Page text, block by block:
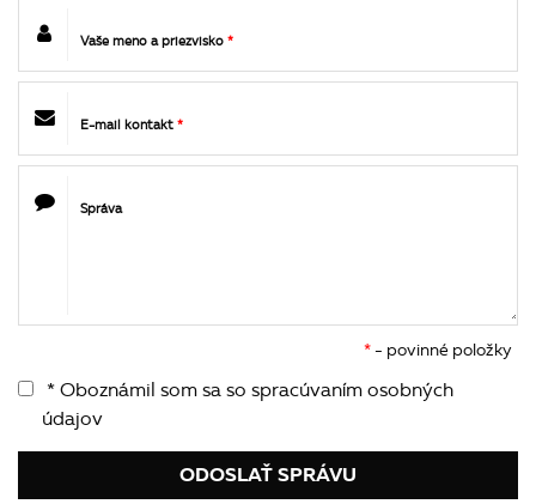
Vaše meno a priezvisko *
E-mail kontakt *
Správa
*- povinné položky
* Oboznámil som sa so spracúvaním osobných
údajov
ODOSLAŤ SPRÁVU